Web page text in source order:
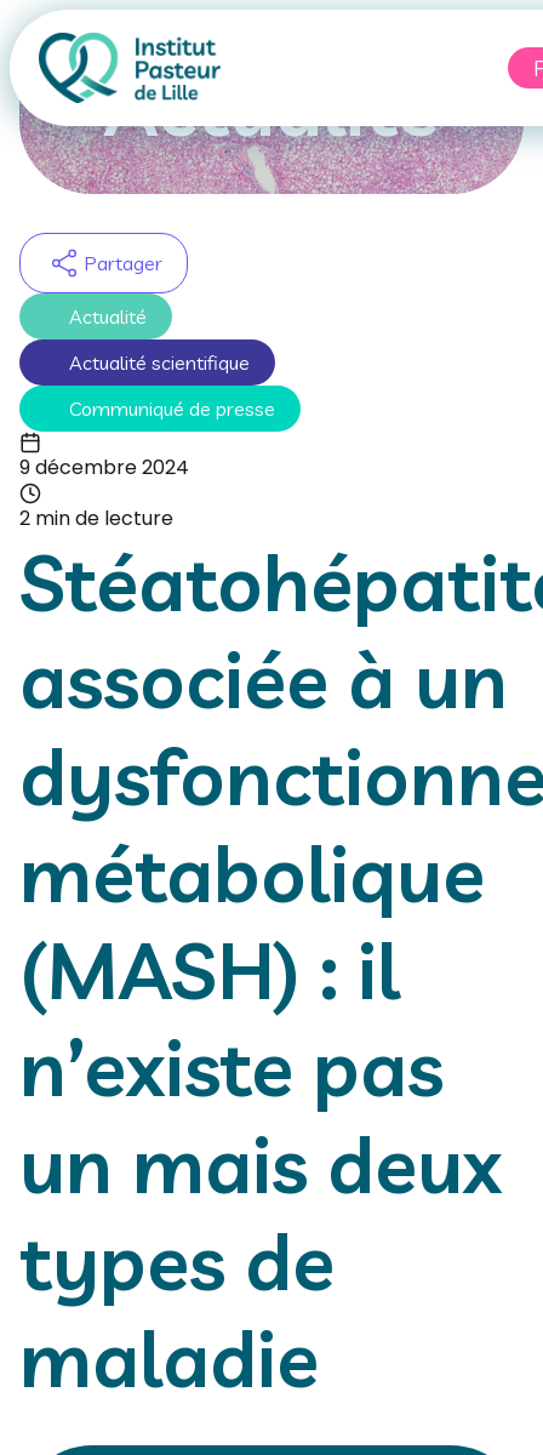
Actualité
Partager
Actualité
Actualité scientifique
Communiqué de presse
9 décembre 2024
2 min de lecture
associée à un
métabolique
(MASH) : il
n’existe pas
un mais deux
types de
maladie